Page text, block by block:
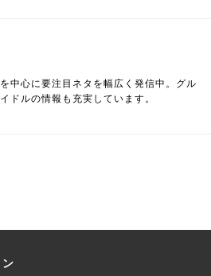
中心に要注目ネタを幅広く発信中。グル
ドルの情報も充実しています。